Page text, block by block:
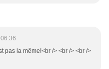
pas la même!<br /> <br /> <br />